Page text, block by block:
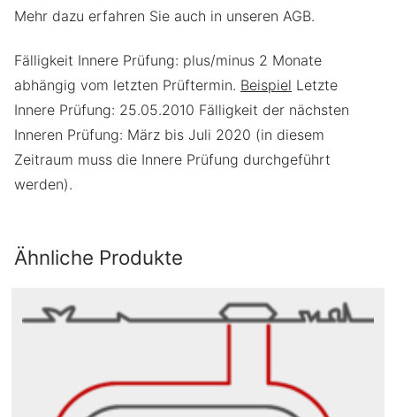
Mehr dazu erfahren Sie auch in unseren AGB.
Fälligkeit Innere Prüfung: plus/minus 2 Monate
abhängig vom letzten Prüftermin. Beispiel Letzte
Innere Prüfung: 25.05.2010 Fälligkeit der nächsten
Inneren Prüfung: März bis Juli 2020 (in diesem
Zeitraum muss die Innere Prüfung durchgeführt
werden).
Ähnliche Produkte